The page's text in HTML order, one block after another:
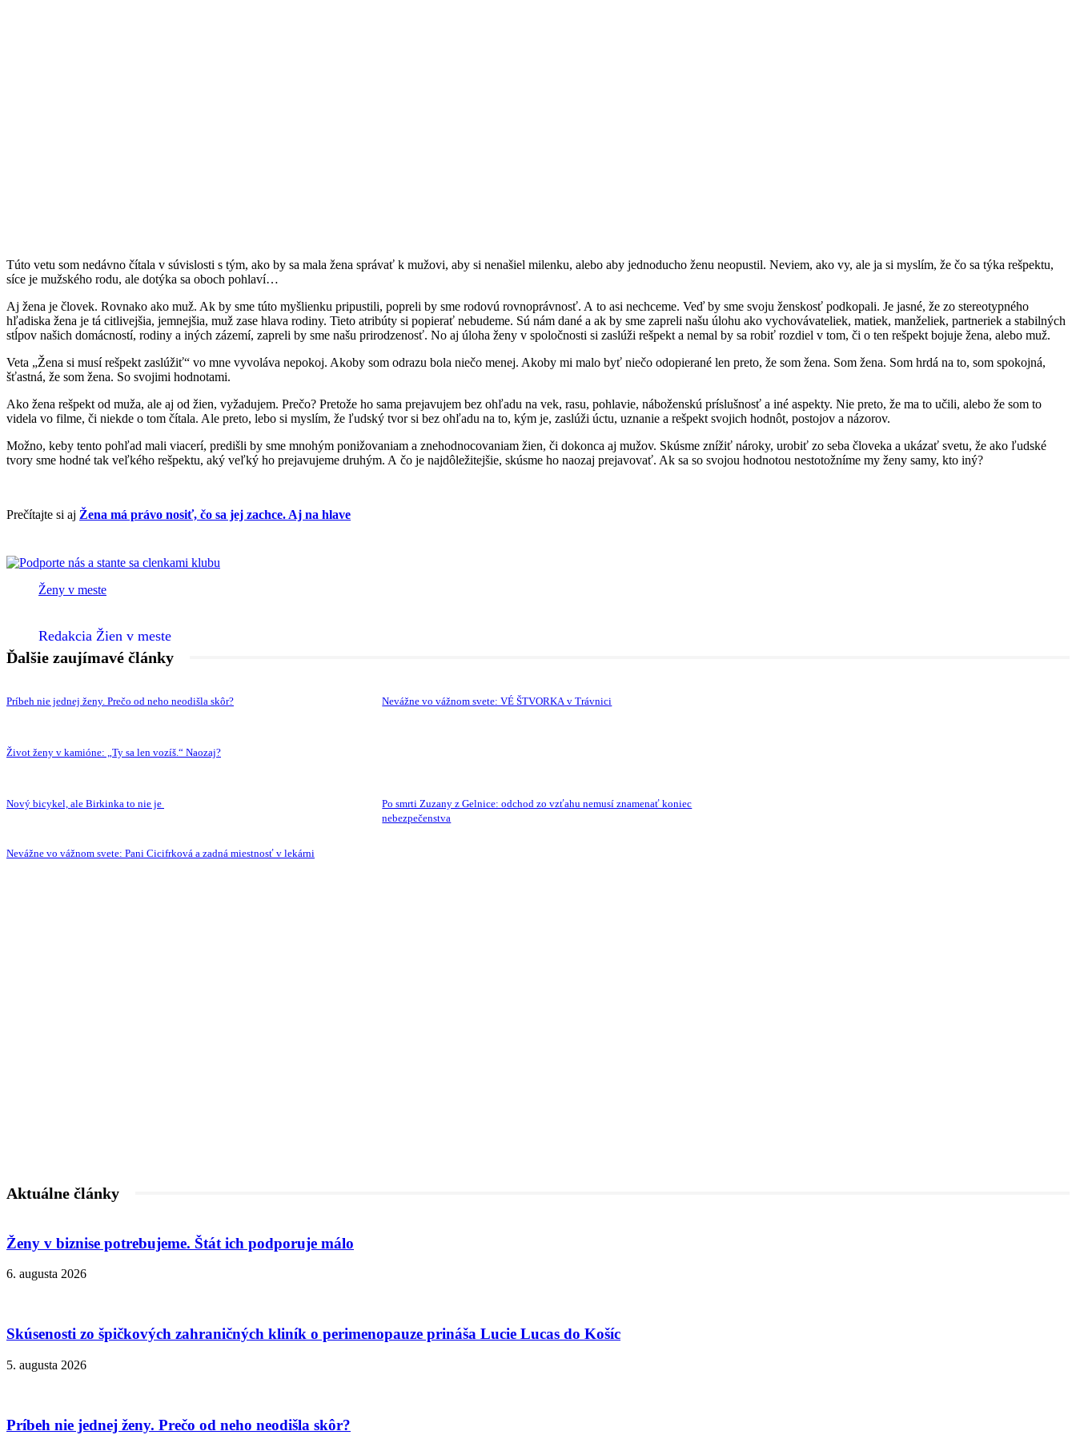
Túto vetu som nedávno čítala v súvislosti s tým, ako by sa mala žena správať k mužovi, aby si nenašiel milenku, alebo aby jednoducho ženu neopustil. Neviem, ako vy, ale ja si myslím, že čo sa týka rešpektu,
síce je mužského rodu, ale dotýka sa oboch pohlaví…
Aj žena je človek. Rovnako ako muž. Ak by sme túto myšlienku pripustili, popreli by sme rodovú rovnoprávnosť. A to asi nechceme. Veď by sme svoju ženskosť podkopali. Je jasné, že zo stereotypného
hľadiska žena je tá citlivejšia, jemnejšia, muž zase hlava rodiny. Tieto atribúty si popierať nebudeme. Sú nám dané a ak by sme zapreli našu úlohu ako vychovávateliek, matiek, manželiek, partneriek a stabilných
stĺpov našich domácností, rodiny a iných zázemí, zapreli by sme našu prirodzenosť. No aj úloha ženy v spoločnosti si zaslúži rešpekt a nemal by sa robiť rozdiel v tom, či o ten rešpekt bojuje žena, alebo muž.
Veta „Žena si musí rešpekt zaslúžiť“ vo mne vyvoláva nepokoj. Akoby som odrazu bola niečo menej. Akoby mi malo byť niečo odopierané len preto, že som žena. Som žena. Som hrdá na to, som spokojná,
šťastná, že som žena. So svojimi hodnotami.
Ako žena rešpekt od muža, ale aj od žien, vyžadujem. Prečo? Pretože ho sama prejavujem bez ohľadu na vek, rasu, pohlavie, náboženskú príslušnosť a iné aspekty. Nie preto, že ma to učili, alebo že som to
videla vo filme, či niekde o tom čítala. Ale preto, lebo si myslím, že ľudský tvor si bez ohľadu na to, kým je, zaslúži úctu, uznanie a rešpekt svojich hodnôt, postojov a názorov.
Možno, keby tento pohľad mali viacerí, predišli by sme mnohým ponižovaniam a znehodnocovaniam žien, či dokonca aj mužov. Skúsme znížiť nároky, urobiť zo seba človeka a ukázať svetu, že ako ľudské
tvory sme hodné tak veľkého rešpektu, aký veľký ho prejavujeme druhým. A čo je najdôležitejšie, skúsme ho naozaj prejavovať. Ak sa so svojou hodnotou nestotožníme my ženy samy, kto iný?
Prečítajte si aj Žena má právo nosiť, čo sa jej zachce. Aj na hlave
Ženy v meste
Redakcia Žien v meste
Ďalšie zaujímavé články
Príbeh nie jednej ženy. Prečo od neho neodišla skôr? Nevážne vo vážnom svete: VÉ ŠTVORKA v Trávnici
Život ženy v kamióne: „Ty sa len vozíš.“ Naozaj?
Nový bicykel, ale Birkinka to nie je
Po smrti Zuzany z Gelnice: odchod zo vzťahu nemusí znamenať koniec
nebezpečenstva
Nevážne vo vážnom svete: Pani Cicifrková a zadná miestnosť v lekárni
Aktuálne články
Ženy v biznise potrebujeme. Štát ich podporuje málo
6. augusta 2026
Skúsenosti zo špičkových zahraničných kliník o perimenopauze prináša Lucie Lucas do Košíc
5. augusta 2026
Príbeh nie jednej ženy. Prečo od neho neodišla skôr?